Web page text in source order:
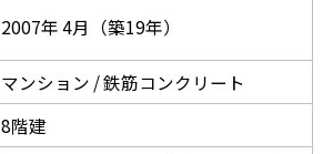
2007年 4月（築19年）
マンション / 鉄筋コンクリート
8階建